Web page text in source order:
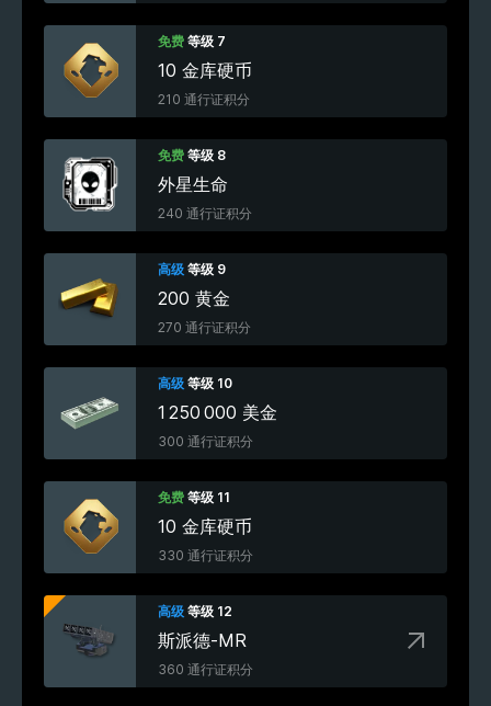
免费 等级 7
10 金库硬币
210 通行证积分
免费 等级 8
外星生命
240 通行证积分
高级 等级 9
200 黄金
270 通行证积分
高级 等级 10
1 250 000 美金
300 通行证积分
免费 等级 11
10 金库硬币
330 通行证积分
高级 等级 12
斯派德-MR
360 通行证积分